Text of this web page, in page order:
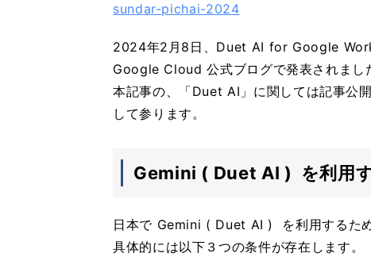
sundar-pichai-2024
2024年2月8日、Duet AI for Google
Google Cloud 公式ブログで発表されまし
本記事の、「Duet AI」に関しては記事公
して参ります。
Gemini ( Duet AI ) を利用
日本で Gemini ( Duet AI ) を利用するた
具体的には以下３つの条件が存在します。